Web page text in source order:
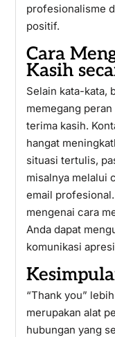
profesionalisme
positif.
Cara
Kasih
Selain kata-kata,
memegang
terima kasih.
hangat
situasi tertulis,
misalnya melalui
email
mengenai cara
Anda dapat
komunikasi
“Thank you”
merupakan alat
hubungan yang